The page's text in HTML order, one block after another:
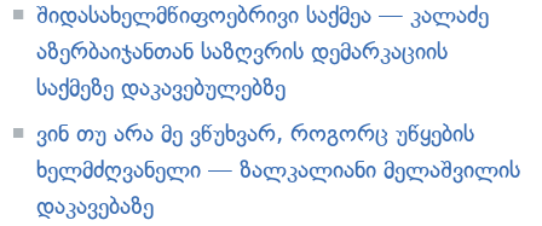
შიდასახელმწიფოებრივი საქმეა — კალაძე
აზერბაიჯანთან საზღვრის დემარკაციის
საქმეზე დაკავებულებზე
ვინ თუ არა მე ვწუხვარ, როგორც უწყების
ხელმძღვანელი — ზალკალიანი მელაშვილის
დაკავებაზე